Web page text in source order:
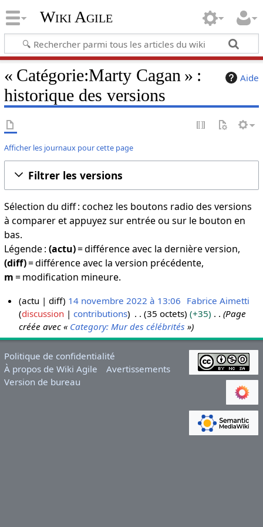
Wiki Agile
Aide
« Catégorie:Marty Cagan » :
historique des versions
Afficher les journaux pour cette page
Filtrer les versions
Sélection du diff : cochez les boutons radio des versions
à comparer et appuyez sur entrée ou sur le bouton en
bas.
Légende : (actu)= différence avec la dernière version,
(diff)= différence avec la version précédente,
m= modification mineure.
n
o
v
e
actu diff 14 novembre 2022 à 13:06 Fabrice Aimetti
discussion
contributions 35 octets +35
Page
créée avec « Category: Mur des célébrités »
Politique de confidentialité
À propos de Wiki Agile
Avertissements
Version de bureau